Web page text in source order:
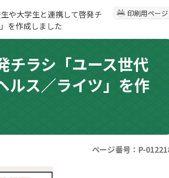
印刷用ページ
や大学生と連携して啓発チ
を作成しました
チラシ「ユース世代
ルス／ライツ」を作
ページ番号：P-